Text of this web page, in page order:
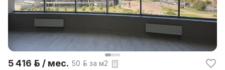
5 416 р. / мес. 50 р. за м2